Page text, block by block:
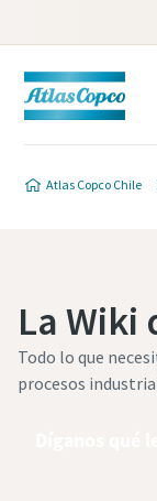
Atlas Copco Chile
La Wiki
Todo lo que
procesos